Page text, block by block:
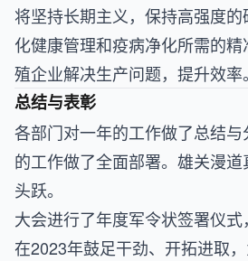
将坚持长期主义，保持高强度
化健康管理和疫病净化所需的
殖企业解决生产问题，提升效率。
总结与表彰
各部门对一年的工作做了总结
的工作做了全面部署。雄关漫
头跃。
大会进行了年度军令状签署仪
在2023年鼓足干劲、开拓进取